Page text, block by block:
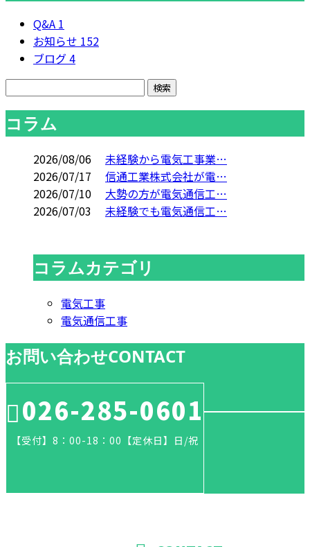
Q&A 1
お知らせ 152
ブログ4
コラム
2026/08/06
未経験から電気工事業…
2026/07/17
信通工業株式会社が電…
2026/07/10
大勢の方が電気通信工…
2026/07/03
未経験でも電気通信工…
コラムカテゴリ
電気工事
電気通信工事
お問い合わせCONTACT
026-285-0601
【受付】8：00-18：00【定休日】日/祝